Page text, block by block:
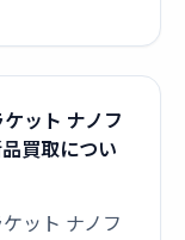
ット ナノフ
買取につい
ット ナノフ